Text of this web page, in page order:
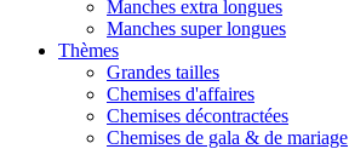
Manches extra longues
Manches super longues
Thèmes
Grandes tailles
Chemises d'affaires
Chemises décontractées
Chemises de gala & de mariage